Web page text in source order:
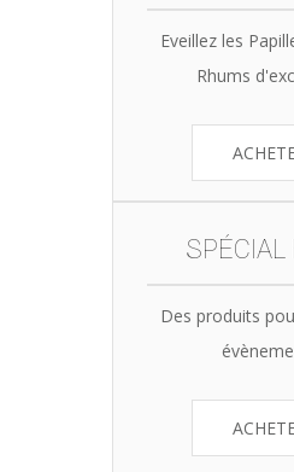
Eveillez les
Rhums
SPÉCIAL
Des produits